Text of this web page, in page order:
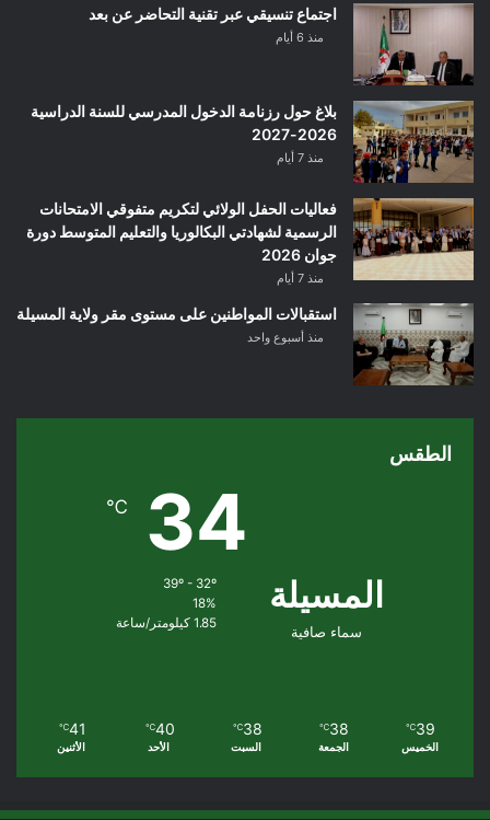
اجتماع تنسيقي عبر تقنية التحاضر عن بعد
منذ 6 أيام
بلاغ حول رزنامة الدخول المدرسي للسنة الدراسية
2026-2027
منذ 7 أيام
فعاليات الحفل الولائي لتكريم متفوقي الامتحانات
الرسمية لشهادتي البكالوريا والتعليم المتوسط دورة
جوان 2026
منذ 7 أيام
استقبالات المواطنين على مستوى مقر ولاية المسيلة
منذ أسبوع واحد
الطقس
المسيلة
سماء صافية
34
℃
18%
1.85 كيلومتر/ساعة
39
℃
الخميس
38
℃
الجمعة
38
℃
السبت
40
℃
الأحد
41
℃
الأثنين